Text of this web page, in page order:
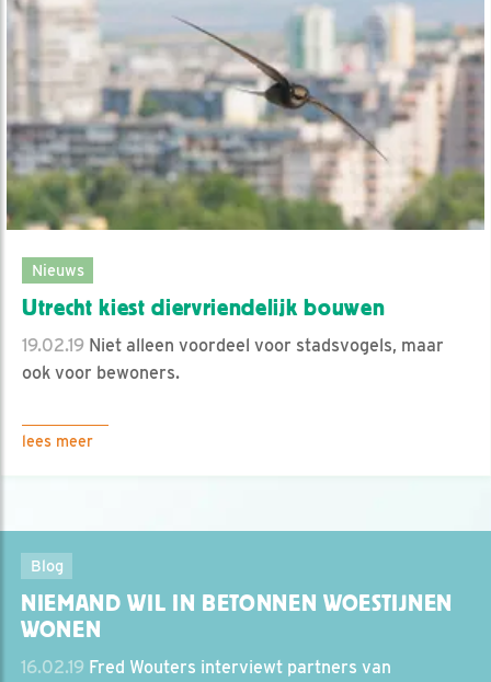
Nieuws
Utrecht kiest diervriendelijk bouwen
19.02.19 Niet alleen voordeel voor stadsvogels, maar
ook voor bewoners.
lees meer
Blog
NIEMAND WIL IN BETONNEN WOESTIJNEN
WONEN
16.02.19 Fred Wouters interviewt partners van